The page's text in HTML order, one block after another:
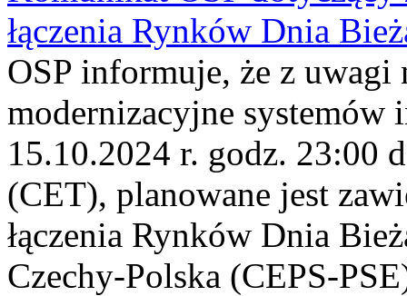
łączenia Rynków Dnia
OSP informuje, że z uwagi
modernizacyjne
15.10.2024 r. godz. 23:00
(CET), planowane jest
łączenia Rynków Dnia
Czechy-Polska (CEPS-